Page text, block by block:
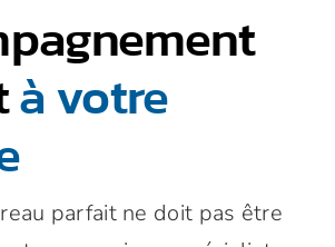
à votre
parfait ne doit pas être